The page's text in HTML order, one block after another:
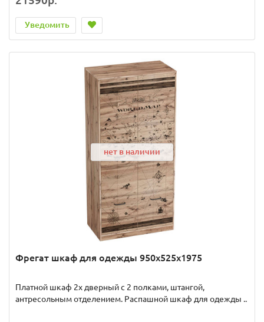
Уведомить
нет в наличии
Фрегат шкаф для одежды 950х525х1975
Платной шкаф 2х дверный с 2 полками, штангой,
антресольным отделением. Распашной шкаф для одежды ..